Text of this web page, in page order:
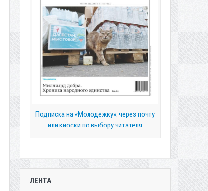
Подписка на «Молодежку»: через почту
или киоски по выбору читателя
ЛЕНТА